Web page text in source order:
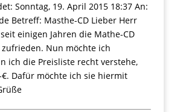
Sonntag, 19. April 2015 18:37 An:
Betreff: Masthe-CD Lieber Herr
einigen Jahren die Mathe-CD
Nun möchte ich
ich die Preisliste recht verstehe,
€. Dafür möchte ich sie hiermit